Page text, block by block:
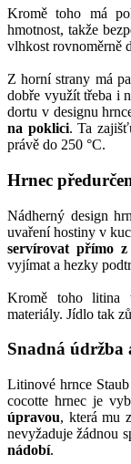
Kromě toho má
hmotnost, takže
vlhkost rovnoměrně
Z horní strany má
dobře využít třeba i
dortu v designu
na poklici. Ta
právě do 250 °C.
Hrnec
Nádherný design
uvaření hostiny v
servírovat přímo z
vyjímat a hezky
Kromě toho litina
materiály. Jídlo tak
Snadná údržba
Litinové hrnce
cocotte hrnec je
úpravou, která mu
nevyžaduje žádnou
nádobí.